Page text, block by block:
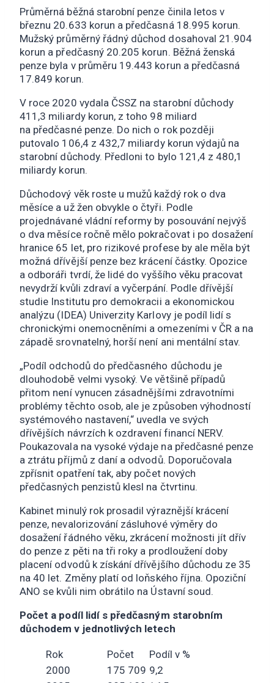
Průměrná běžná starobní penze činila letos v
březnu 20.633 korun a předčasná 18.995 korun.
Mužský průměrný řádný důchod dosahoval 21.904
korun a předčasný 20.205 korun. Běžná ženská
penze byla v průměru 19.443 korun a předčasná
17.849 korun.
V roce 2020 vydala ČSSZ na starobní důchody
411,3 miliardy korun, z toho 98 miliard
na předčasné penze. Do nich o rok později
putovalo 106,4 z 432,7 miliardy korun výdajů na
starobní důchody. Předloni to bylo 121,4 z 480,1
miliardy korun.
Důchodový věk roste u mužů každý rok o dva
měsíce a už žen obvykle o čtyři. Podle
projednávané vládní reformy by posouvání nejvýš
o dva měsíce ročně mělo pokračovat i po dosažení
hranice 65 let, pro rizikové profese by ale měla být
možná dřívější penze bez krácení částky. Opozice
a odboráři tvrdí, že lidé do vyššího věku pracovat
nevydrží kvůli zdraví a vyčerpání. Podle dřívější
studie Institutu pro demokracii a ekonomickou
analýzu (IDEA) Univerzity Karlovy je podíl lidí s
chronickými onemocněními a omezeními v ČR a na
západě srovnatelný, horší není ani mentální stav.
„Podíl odchodů do předčasného důchodu je
dlouhodobě velmi vysoký. Ve většině případů
přitom není vynucen zásadnějšími zdravotními
problémy těchto osob, ale je způsoben výhodností
systémového nastavení,“ uvedla ve svých
dřívějších návrzích k ozdravení financí NERV.
Poukazovala na vysoké výdaje na předčasné penze
a ztrátu příjmů z daní a odvodů. Doporučovala
zpřísnit opatření tak, aby počet nových
předčasných penzistů klesl na čtvrtinu.
Kabinet minulý rok prosadil výraznější krácení
penze, nevalorizování zásluhové výměry do
dosažení řádného věku, zkrácení možnosti jít dřív
do penze z pěti na tři roky a prodloužení doby
placení odvodů k získání dřívějšího důchodu ze 35
na 40 let. Změny platí od loňského října. Opoziční
ANO se kvůli nim obrátilo na Ústavní soud.
Počet a podíl lidí s předčasným starobním
důchodem v jednotlivých letech
Rok Počet
Podíl v %
2000
175 709 9,2